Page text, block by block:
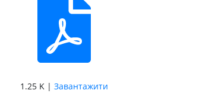
1.25 K |Завантажити